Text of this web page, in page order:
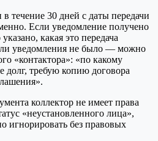
течение 30 дней с даты передачи
Если уведомление получено
какая это передача
уведомления не было — можно
«контактора»: «по какому
долг, требую копию договора
коллектор не имеет права
«неустановленного лица»,
игнорировать без правовых